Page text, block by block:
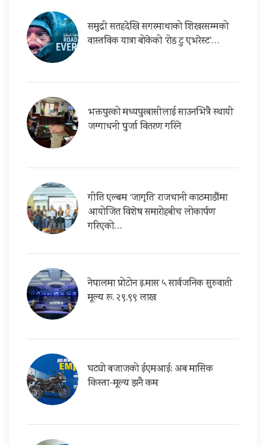
समुद्री सतहदेखि सगरमाथाको शिखरसम्मको
वास्तविक यात्रा बोकेको ‘रोड टु एभरेस्ट’…
भक्तपुरको मध्यपुरबासीलाई साउनभित्रै स्थायी
जग्गाधनी पुर्जा वितरण गरिने
गीति एल्बम ‘जागृति’ राजधानी काठमाडौंमा
आयोजित विशेष समारोहबीच लोकार्पण
गरिएको…
नेपालमा प्रोटोन इ.मास ५ सार्वजनिक सुरुवाती
मूल्य रू. २९.९९ लाख
घट्यो बजाजको ईएमआई: अब मासिक
किस्ता-मूल्य झनै कम